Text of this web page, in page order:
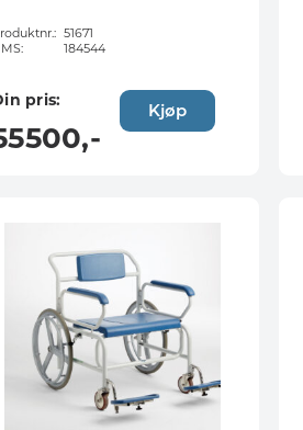
51671
184544
pris:
,-
Kjøp